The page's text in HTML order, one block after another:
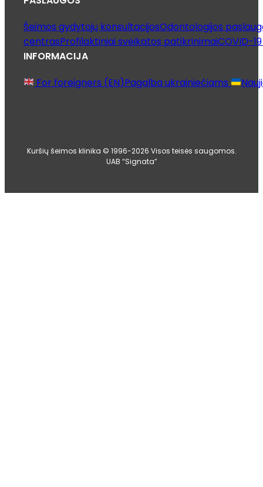
Šeimos gydytojų konsultacijosOdontologijos
centrasProfilaktiniai sveikatos patikrinimaiCOVID-
INFORMACIJA
For foreigners (EN)Pagalba ukrainiečiams
Kuršių šeimos klinika © 1996-2026 Visos teisės saugomos.
UAB “Signata”